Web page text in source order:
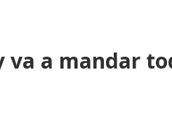
va a mandar